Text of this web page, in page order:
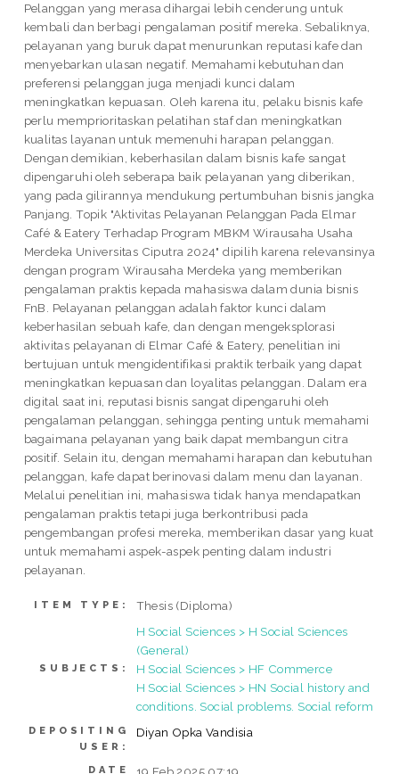
Pelanggan yang merasa dihargai lebih cenderung untuk
kembali dan berbagi pengalaman positif mereka. Sebaliknya,
pelayanan yang buruk dapat menurunkan reputasi kafe dan
menyebarkan ulasan negatif. Memahami kebutuhan dan
preferensi pelanggan juga menjadi kunci dalam
meningkatkan kepuasan. Oleh karena itu, pelaku bisnis kafe
perlu memprioritaskan pelatihan staf dan meningkatkan
kualitas layanan untuk memenuhi harapan pelanggan.
Dengan demikian, keberhasilan dalam bisnis kafe sangat
dipengaruhi oleh seberapa baik pelayanan yang diberikan,
yang pada gilirannya mendukung pertumbuhan bisnis jangka
Panjang. Topik "Aktivitas Pelayanan Pelanggan Pada Elmar
Café & Eatery Terhadap Program MBKM Wirausaha Usaha
Merdeka Universitas Ciputra 2024" dipilih karena relevansinya
dengan program Wirausaha Merdeka yang memberikan
pengalaman praktis kepada mahasiswa dalam dunia bisnis
FnB. Pelayanan pelanggan adalah faktor kunci dalam
keberhasilan sebuah kafe, dan dengan mengeksplorasi
aktivitas pelayanan di Elmar Café & Eatery, penelitian ini
bertujuan untuk mengidentifikasi praktik terbaik yang dapat
meningkatkan kepuasan dan loyalitas pelanggan. Dalam era
digital saat ini, reputasi bisnis sangat dipengaruhi oleh
pengalaman pelanggan, sehingga penting untuk memahami
bagaimana pelayanan yang baik dapat membangun citra
positif. Selain itu, dengan memahami harapan dan kebutuhan
pelanggan, kafe dapat berinovasi dalam menu dan layanan.
Melalui penelitian ini, mahasiswa tidak hanya mendapatkan
pengalaman praktis tetapi juga berkontribusi pada
pengembangan profesi mereka, memberikan dasar yang kuat
untuk memahami aspek-aspek penting dalam industri
pelayanan.
ITEM TYPE: Thesis (Diploma)
SUBJECTS:
H Social Sciences > H Social Sciences
(General)
H Social Sciences > HF Commerce
H Social Sciences > HN Social history and
conditions. Social problems. Social reform
DEPOSITING
USER:
Diyan Opka Vandisia
DATE 19 Feb 2025 07:19